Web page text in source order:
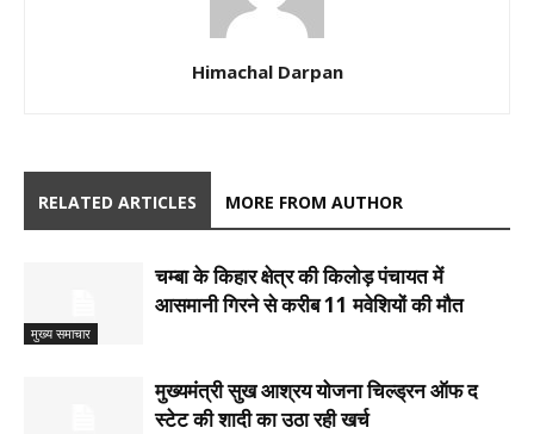
Himachal Darpan
RELATED ARTICLES MORE FROM AUTHOR
मुख्य समाचार
चम्बा के किहार क्षेत्र की किलोड़ पंचायत में
आसमानी गिरने से करीब 11 मवेशियों की मौत
मुख्यमंत्री सुख आश्रय योजना चिल्ड्रन ऑफ द
स्टेट की शादी का उठा रही खर्च